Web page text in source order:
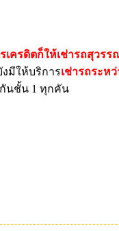
เครดิตก็ให้เช่ารถสุวร
มีให้บริการเช่ารถระห
กันชั้น 1 ทุกคัน